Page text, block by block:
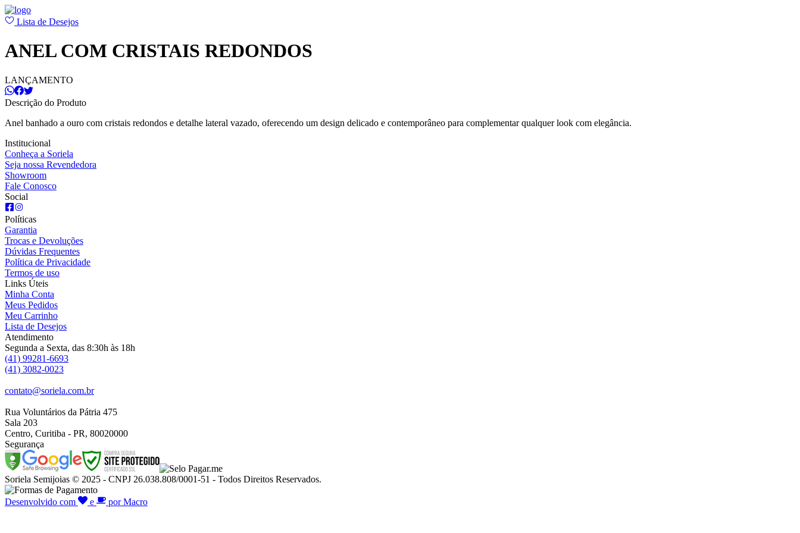
Lista de Desejos
ANEL COM CRISTAIS REDONDOS
LANÇAMENTO
Descrição do Produto
Anel banhado a ouro com cristais redondos e detalhe lateral vazado, oferecendo um design delicado e contemporâneo para complementar qualquer look com elegância.
Institucional
Conheça a Soriela
Seja nossa Revendedora
Showroom
Fale Conosco
Social
Políticas
Garantia
Trocas e Devoluções
Dúvidas Frequentes
Política de Privacidade
Termos de uso
Links Úteis
Minha Conta
Meus Pedidos
Meu Carrinho
Lista de Desejos
Atendimento
Segunda a Sexta, das 8:30h às 18h
(41) 99281-6693
(41) 3082-0023
contato@soriela.com.br
Rua Voluntários da Pátria 475
Sala 203
Centro, Curitiba - PR, 80020000
Segurança
Soriela Semijoias © 2025 - CNPJ 26.038.808/0001-51 - Todos Direitos Reservados.
Desenvolvido com e por Macro